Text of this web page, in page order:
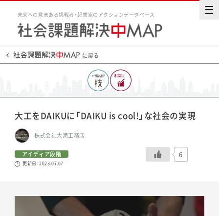
未来への意志ある挑戦者・起業家のアクションデータベース
に戻る
大工をDAIKUに「DAIKU is cool!」な社会の実現
株式会社大滝工務店
アイディア段階
更新日：2023.07.07
6